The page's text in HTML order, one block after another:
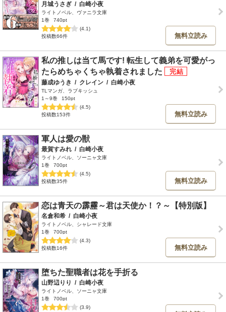
月城うさぎ / 白崎小夜
ライトノベル、ヴァニラ文庫
1巻
740pt
(4.1)
投稿数66件
無料立読み
私の推しは当て馬です! 転生して義弟を可愛がっ
たらめちゃくちゃ執着されました
藤成ゆうき / クレイン / 白崎小夜
TLマンガ、ラブキッシュ
1～9巻
150pt
(4.5)
投稿数153件
無料立読み
軍人は愛の獣
最賀すみれ / 白崎小夜
ライトノベル、ソーニャ文庫
1巻
700pt
(4.5)
投稿数35件
無料立読み
恋は青天の霹靂～君は天使か！？～【特別版】
名倉和希 / 白崎小夜
ライトノベル、シャレード文庫
1巻
700pt
(4.3)
投稿数16件
無料立読み
堕ちた聖職者は花を手折る
山野辺りり / 白崎小夜
ライトノベル、ソーニャ文庫
1巻
700pt
(3.9)